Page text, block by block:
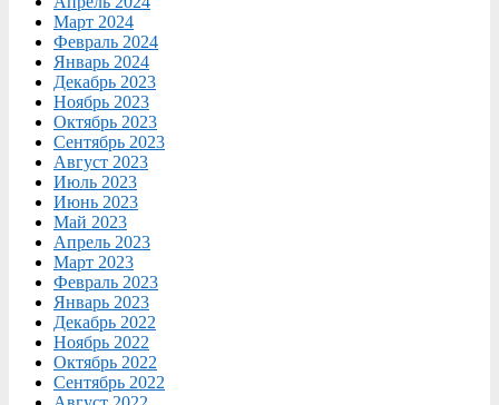
Март 2024
Февраль 2024
Январь 2024
Декабрь 2023
Ноябрь 2023
Октябрь 2023
Сентябрь 2023
Август 2023
Июль 2023
Июнь 2023
Май 2023
Апрель 2023
Март 2023
Февраль 2023
Январь 2023
Декабрь 2022
Ноябрь 2022
Октябрь 2022
Сентябрь 2022